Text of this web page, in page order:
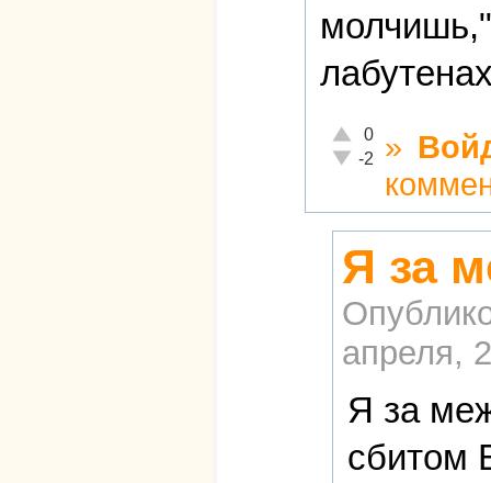
Отлично!
0
Неадекватно!
-2 »
Я за
апреля,
Я за
сбитом